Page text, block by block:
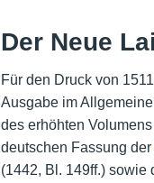
Der Neue
Für den Druck von
Ausgabe im
des erhöhten
deutschen Fassung der
(1442, Bl. 149ff.) sowie